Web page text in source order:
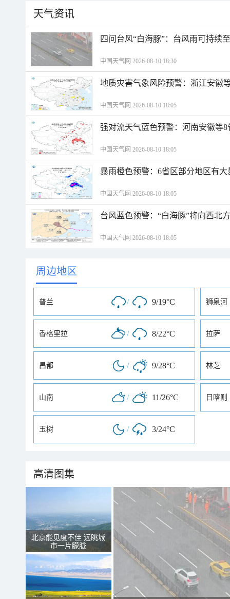
天气资讯
四问台风“白海豚”：台风雨可持续
中国天气网 2026-08-10 18:30
地质灾害气象风险预警：浙江安徽
中国天气网 2026-08-10 18:05
强对流天气蓝色预警：河南安徽等
中国天气网 2026-08-10 18:05
暴雨橙色预警：6省区部分地区有
中国天气网 2026-08-10 18:05
台风蓝色预警：“白海豚”将向西北
中国天气网 2026-08-10 18:05
周边地区
普兰 / 9/19°C 狮泉河
香格里拉 / 8/22°C 拉萨
昌都 / 9/28°C 林芝
山南 / 11/26°C 日喀则
玉树 / 3/24°C
高清图集
北京能见度不佳 远眺城
市一片朦胧